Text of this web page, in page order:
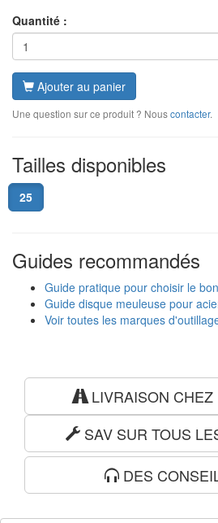
Quantité :
Ajouter au panier
Une question sur ce produit ? Nouscontacter.
Tailles disponibles
25
Guides recommandés
Guide pratique pour choisir le
Guide disque meuleuse pour
Voir toutes les marques
LIVRAISON CHEZ
SAV SUR TOUS
DES